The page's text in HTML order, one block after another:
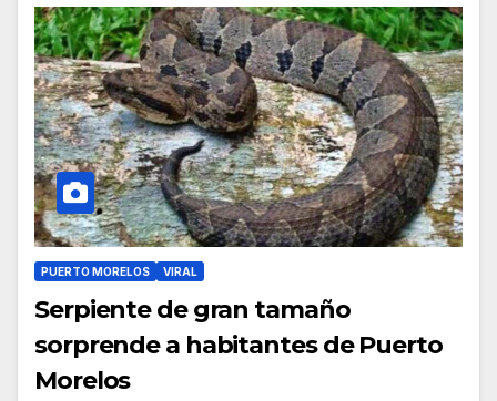
PUERTO MORELOS VIRAL
Serpiente de gran tamaño
sorprende a habitantes de Puerto
Morelos